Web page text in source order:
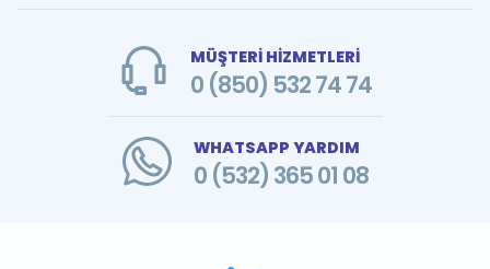
MÜŞTERİ HİZMETLERİ
0 (850) 532 74 74
WHATSAPP YARDIM
0 (532) 365 01 08